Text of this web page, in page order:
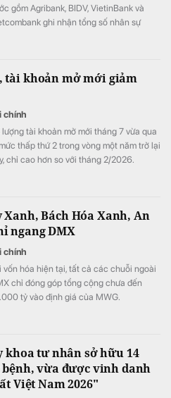
gồm Agribank, BIDV, VietinBank và
ghi nhận tổng số nhân sự
tài khoản mở mới giảm
chính
lượng tài khoản mở mới tháng 7 vừa qua
thấp thứ 2 trong vòng một năm trở lại
chỉ cao hơn so với tháng 2/2026.
Bách Hóa Xanh, An
ngang DMX
chính
vốn hóa hiện tại, tất cả các chuỗi ngoài
chỉ đóng góp tổng cộng chưa đến
tỷ vào định giá của MWG.
khoa tư nhân sở hữu 14
vừa được vinh danh
Việt Nam 2026"